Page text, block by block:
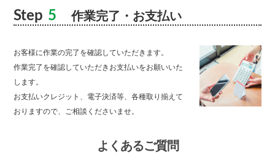
Step 5 作業完了・お支払い
お客様に作業の完了を確認していただきます。
作業完了を確認していただきお支払いをお願いいた
します。
お支払いクレジット、電子決済等、各種取り揃えて
おりますので、ご相談くださいませ。
よくあるご質問